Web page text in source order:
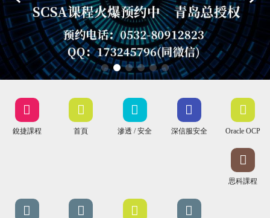
銳捷課程 首頁 滲透 / 安全 深信服安全 Oracle OCP
思科課程